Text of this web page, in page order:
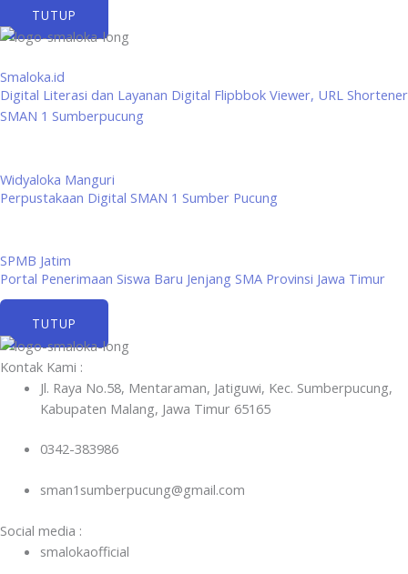
TUTUP
Smaloka.id
Digital Literasi dan Layanan Digital Flipbbok Viewer, URL Shortener
SMAN 1 Sumberpucung
Widyaloka Manguri
Perpustakaan Digital SMAN 1 Sumber Pucung
SPMB Jatim
Portal Penerimaan Siswa Baru Jenjang SMA Provinsi Jawa Timur
TUTUP
Kontak Kami :
Jl. Raya No.58, Mentaraman, Jatiguwi, Kec. Sumberpucung,
Kabupaten Malang, Jawa Timur 65165
0342-383986
sman1sumberpucung@gmail.com
Social media :
smalokaofficial